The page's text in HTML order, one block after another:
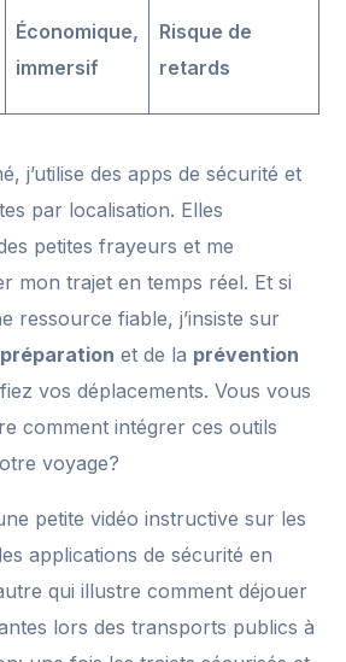
Économique,
immersif
Risque de
retards
j’utilise des apps de sécurité et
par localisation. Elles
petites frayeurs et me
mon trajet en temps réel. Et si
ressource fiable, j’insiste sur
préparation et de la prévention
vos déplacements. Vous vous
comment intégrer ces outils
voyage?
petite vidéo instructive sur les
applications de sécurité en
qui illustre comment déjouer
lors des transports publics à